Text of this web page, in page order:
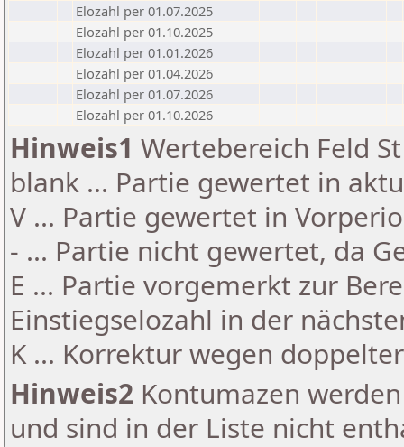
Elozahl per 01.07.2025
Elozahl per 01.10.2025
Elozahl per 01.01.2026
Elozahl per 01.04.2026
Elozahl per 01.07.2026
Elozahl per 01.10.2026
Hinweis1 Wertebereich Feld
blank ... Partie gewertet in
V ... Partie gewertet in
- ... Partie nicht gewertet, da
E ... Partie vorgemerkt zur
Einstiegselozahl in der
K ... Korrektur wegen
Hinweis2 Kontumazen
und sind in der Liste nicht